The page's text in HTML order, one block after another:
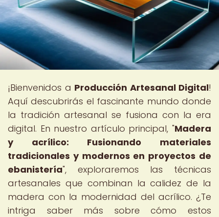
¡Bienvenidos a Producción Artesanal Digital!
Aquí descubrirás el fascinante mundo donde
la tradición artesanal se fusiona con la era
digital. En nuestro artículo principal, "Madera
y acrílico: Fusionando materiales
tradicionales y modernos en proyectos de
ebanistería", exploraremos las técnicas
artesanales que combinan la calidez de la
madera con la modernidad del acrílico. ¿Te
intriga saber más sobre cómo estos